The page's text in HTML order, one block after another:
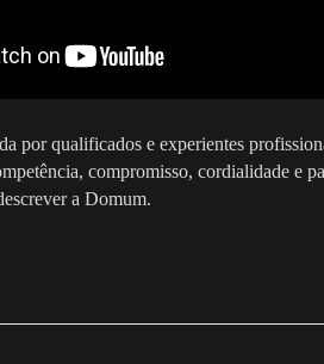
por qualificados e experientes
compromisso, cordialidade e
a Domum.